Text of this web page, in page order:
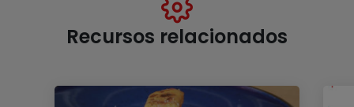
Recursos relacionados